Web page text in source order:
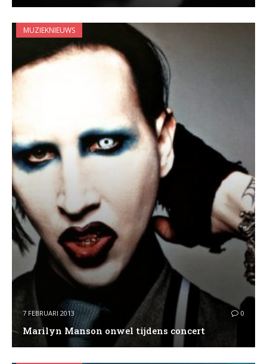
MUZIEKNIEUWS
7 FEBRUARI 2013 0
Marilyn Manson onwel tijdens concert